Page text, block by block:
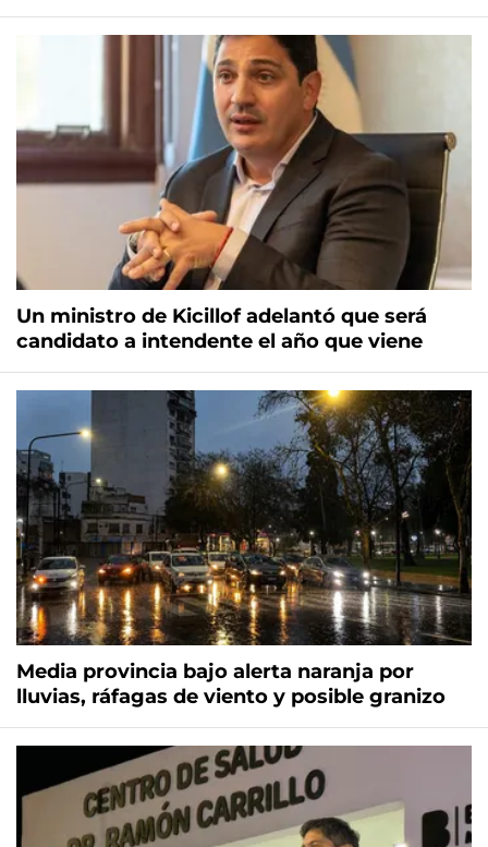
Un ministro de Kicillof adelantó que será
candidato a intendente el año que viene
Media provincia bajo alerta naranja por
lluvias, ráfagas de viento y posible granizo